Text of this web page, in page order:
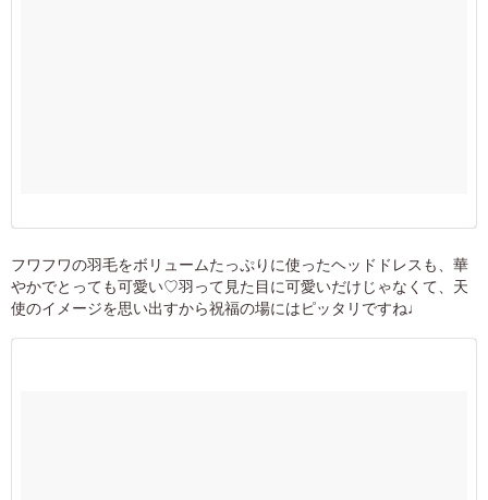
フワフワの羽毛をボリュームたっぷりに使ったヘッドドレスも、華
やかでとっても可愛い♡羽って見た目に可愛いだけじゃなくて、天
使のイメージを思い出すから祝福の場にはピッタリですね♩